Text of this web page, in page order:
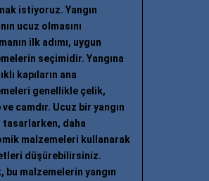
istiyoruz. Yangın
ucuz olmasını
ilk adımı, uygun
seçimidir. Yangına
kapıların ana
genellikle çelik,
ve camdır. Ucuz bir yangın
tasarlarken, daha
malzemeleri kullanarak
düşürebilirsiniz.
bu malzemelerin yangın